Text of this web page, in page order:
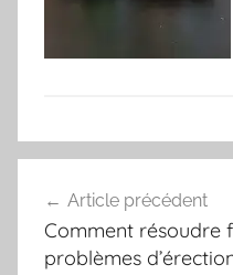
de
l’article
Article précédent
Comment résoudre
problèmes